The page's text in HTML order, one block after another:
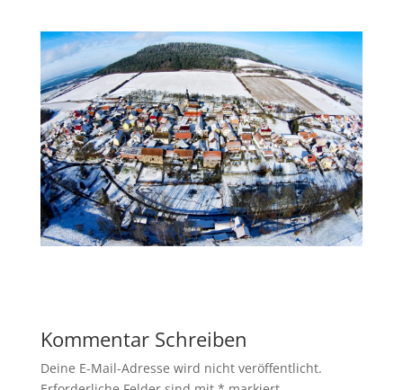
Kommentar Schreiben
Deine E-Mail-Adresse wird nicht veröffentlicht.